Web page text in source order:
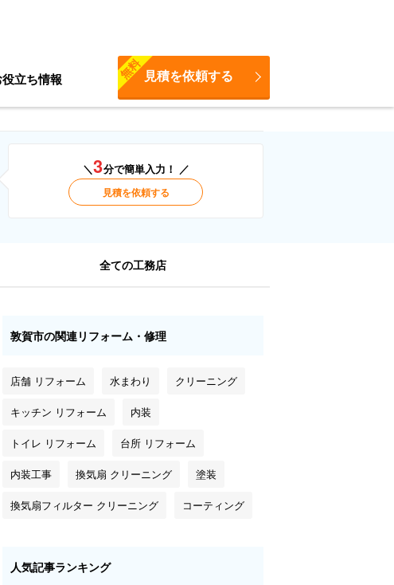
立ち情報 見積を依頼する
無料
＼3分で簡単入力！ ／
見積を依頼する
全ての工務店
敦賀市の関連リフォーム・修理
店舗 リフォーム 水まわり クリーニング
キッチン リフォーム 内装
トイレ リフォーム 台所 リフォーム
内装工事 換気扇 クリーニング 塗装
換気扇フィルター クリーニング コーティング
人気記事ランキング